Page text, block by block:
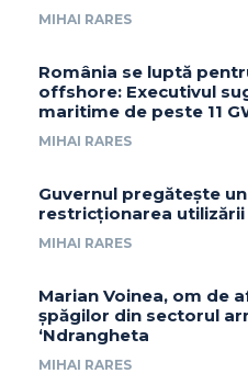
MIHAI RARES
România se luptă
offshore: Executivul
maritime de peste 11
MIHAI RARES
Guvernul pregătește
restricționarea
MIHAI RARES
Marian Voinea, om de
șpăgilor din sectorul
‘Ndrangheta
MIHAI RARES